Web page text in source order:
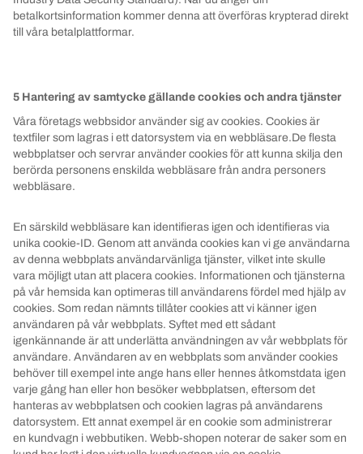
betalkortsinformation kommer denna att överföras krypterad direkt
till våra betalplattformar.
5 Hantering av samtycke gällande cookies och andra tjänster
Våra företags webbsidor använder sig av cookies. Cookies är
textfiler som lagras i ett datorsystem via en webbläsare.De flesta
webbplatser och servrar använder cookies för att kunna skilja den
berörda personens enskilda webbläsare från andra personers
webbläsare.
En särskild webbläsare kan identifieras igen och identifieras via
unika cookie-ID. Genom att använda cookies kan vi ge användarna
av denna webbplats användarvänliga tjänster, vilket inte skulle
vara möjligt utan att placera cookies. Informationen och tjänsterna
på vår hemsida kan optimeras till användarens fördel med hjälp av
cookies. Som redan nämnts tillåter cookies att vi känner igen
användaren på vår webbplats. Syftet med ett sådant
igenkännande är att underlätta användningen av vår webbplats för
användare. Användaren av en webbplats som använder cookies
behöver till exempel inte ange hans eller hennes åtkomstdata igen
varje gång han eller hon besöker webbplatsen, eftersom det
hanteras av webbplatsen och cookien lagras på användarens
datorsystem. Ett annat exempel är en cookie som administrerar
en kundvagn i webbutiken. Webb-shopen noterar de saker som en